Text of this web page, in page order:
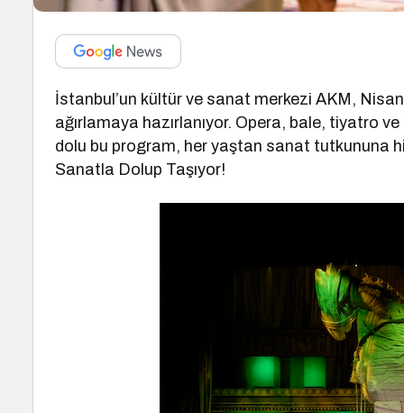
İstanbul’un kültür ve sanat merkezi AKM,
ağırlamaya hazırlanıyor. Opera, bale, tiyatro
dolu bu program, her yaştan sanat tutkununa
Sanatla Dolup Taşıyor!